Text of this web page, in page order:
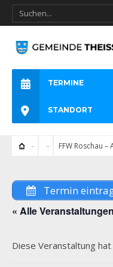
TERMINE
STANDORT
FFW Roschau
Termin
« Alle Veranstaltungen
Diese Veranstaltung